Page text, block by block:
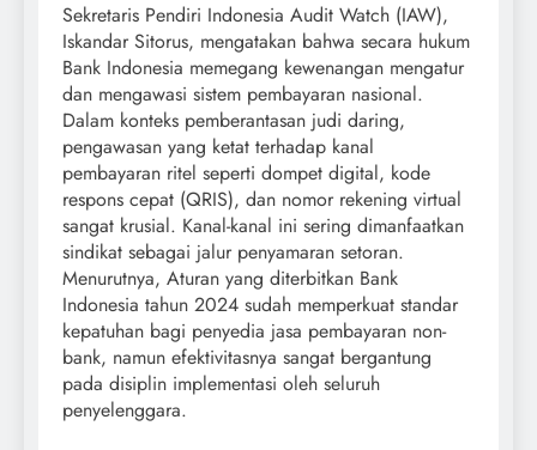
Sekretaris Pendiri Indonesia Audit Watch (IAW),
Iskandar Sitorus, mengatakan bahwa secara hukum
Bank Indonesia memegang kewenangan mengatur
dan mengawasi sistem pembayaran nasional.
Dalam konteks pemberantasan judi daring,
pengawasan yang ketat terhadap kanal
pembayaran ritel seperti dompet digital, kode
respons cepat (QRIS), dan nomor rekening virtual
sangat krusial. Kanal-kanal ini sering dimanfaatkan
sindikat sebagai jalur penyamaran setoran.
Menurutnya, Aturan yang diterbitkan Bank
Indonesia tahun 2024 sudah memperkuat standar
kepatuhan bagi penyedia jasa pembayaran non-
bank, namun efektivitasnya sangat bergantung
pada disiplin implementasi oleh seluruh
penyelenggara.